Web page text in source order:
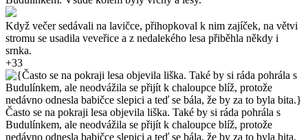
Když večer sedávali na lavičce, přihopkoval k nim zajíček, na větvi
stromu se usadila veveřice a z nedalekého lesa přiběhla někdy i
srnka.
+33
Často se na pokraji lesa objevila liška. Také by si ráda pohrála s
Budulínkem, ale neodvážila se přijít k chaloupce blíž, protože
nedávno odnesla babičce slepici a teď se bála, že by za to byla bita.